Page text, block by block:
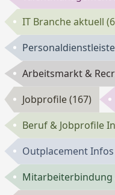
IT Branche aktuell
Arbeitsmarkt &
Jobprofile(167)
Beruf & Jobprofile
Outplacement